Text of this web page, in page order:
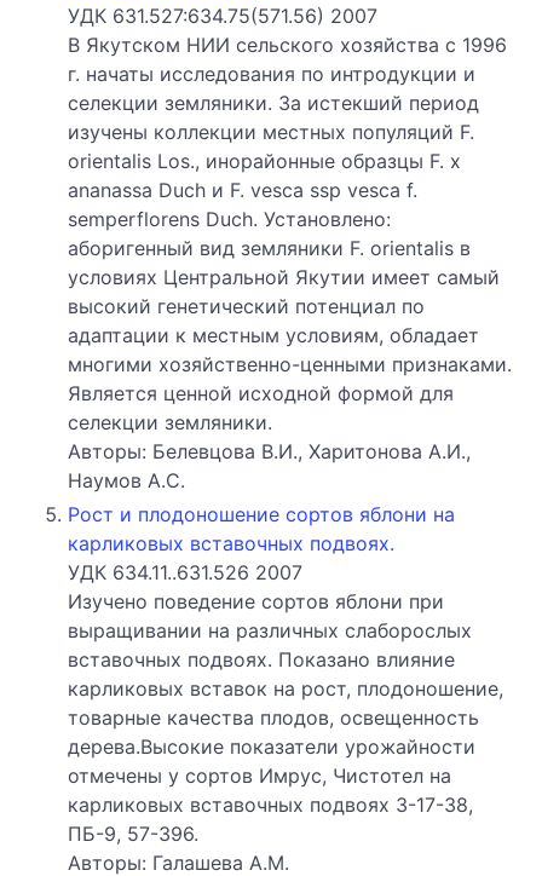
УДК 631.527:634.75(571.56) 2007
В Якутском НИИ сельского хозяйства с 1996
г. начаты исследования по интродукции и
селекции земляники. За истекший период
изучены коллекции местных популяций F.
orientalis Los., инорайонные образцы F. x
ananassa Duch и F. vesca ssp vesca f.
semperflorens Duсh. Установлено:
аборигенный вид земляники F. orientalis в
условиях Центральной Якутии имеет самый
высокий генетический потенциал по
адаптации к местным условиям, обладает
многими хозяйственно-ценными признаками.
Является ценной исходной формой для
селекции земляники.
Авторы: Белевцова В.И., Харитонова А.И.,
Наумов А.С.
Рост и плодоношение сортов яблони на
карликовых вставочных подвоях.
УДК 634.11..631.526 2007
Изучено поведение сортов яблони при
выращивании на различных слаборослых
вставочных подвоях. Показано влияние
карликовых вставок на рост, плодоношение,
товарные качества плодов, освещенность
дерева.Высокие показатели урожайности
отмечены у сортов Имрус, Чистотел на
карликовых вставочных подвоях 3-17-38,
ПБ-9, 57-396.
Авторы: Галашева А.М.